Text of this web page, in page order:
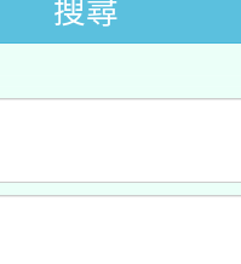
搜尋